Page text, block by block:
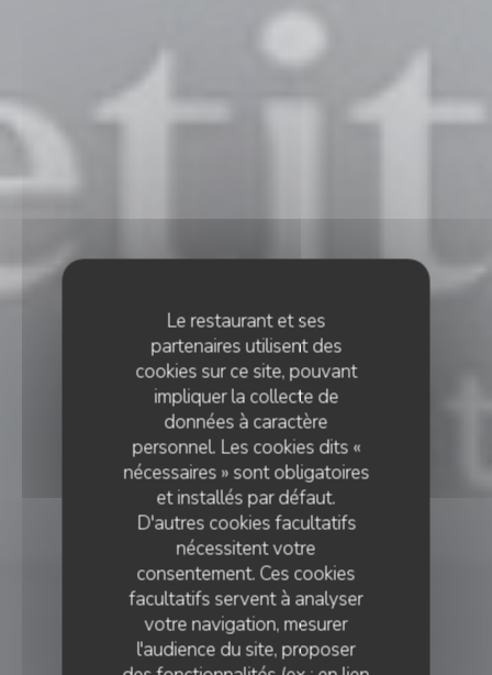
Le restaurant et ses
partenaires utilisent des
cookies sur ce site, pouvant
impliquer la collecte de
données à caractère
personnel. Les cookies dits «
nécessaires » sont obligatoires
et installés par défaut.
D'autres cookies facultatifs
nécessitent votre
consentement. Ces cookies
facultatifs servent à analyser
votre navigation, mesurer
l'audience du site, proposer